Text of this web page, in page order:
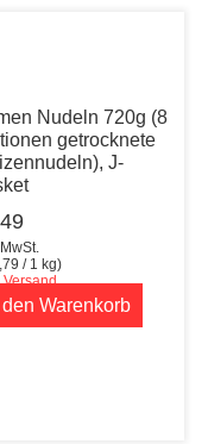
Nudeln 720g (8
getrocknete
J-
/ 1 kg)
Versand
den Warenkorb